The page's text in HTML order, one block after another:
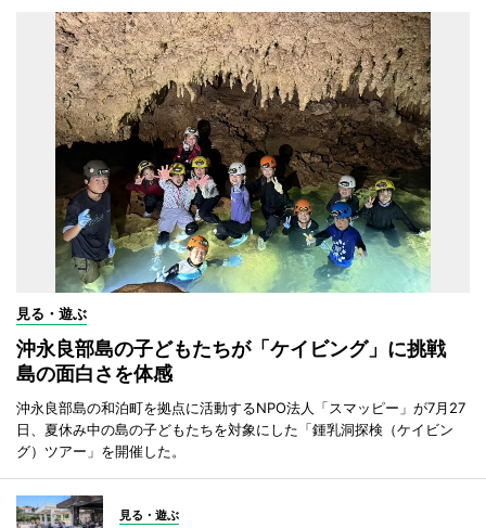
見る・遊ぶ
沖永良部島の子どもたちが「ケイビング」に挑戦
島の面白さを体感
沖永良部島の和泊町を拠点に活動するNPO法人「スマッピー」が7月27
日、夏休み中の島の子どもたちを対象にした「鍾乳洞探検（ケイビン
グ）ツアー」を開催した。
見る・遊ぶ